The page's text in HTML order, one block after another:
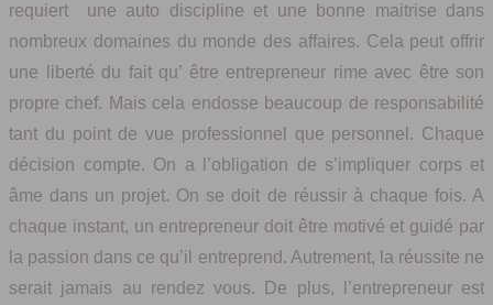
requiert une auto discipline et une bonne maitrise dans
nombreux domaines du monde des affaires. Cela peut offrir
une liberté du fait qu’ être entrepreneur rime avec être son
propre chef. Mais cela endosse beaucoup de responsabilité
tant du point de vue professionnel que personnel. Chaque
décision compte. On a l’obligation de s’impliquer corps et
âme dans un projet. On se doit de réussir à chaque fois. A
chaque instant, un entrepreneur doit être motivé et guidé par
la passion dans ce qu’il entreprend. Autrement, la réussite ne
serait jamais au rendez vous. De plus, l’entrepreneur est